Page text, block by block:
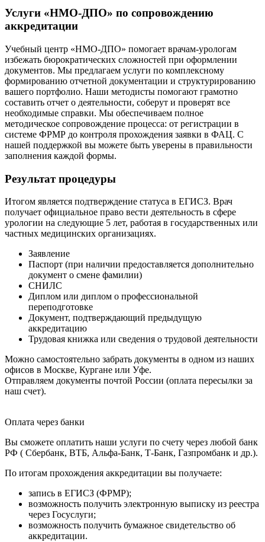
Услуги «НМО-ДПО» по сопровождению
аккредитации
Учебный центр «НМО-ДПО» помогает врачам-урологам
избежать бюрократических сложностей при оформлении
документов. Мы предлагаем услуги по комплексному
формированию отчетной документации и структурированию
вашего портфолио. Наши методисты помогают грамотно
составить отчет о деятельности, соберут и проверят все
необходимые справки. Мы обеспечиваем полное
методическое сопровождение процесса: от регистрации в
системе ФРМР до контроля прохождения заявки в ФАЦ. С
нашей поддержкой вы можете быть уверены в правильности
заполнения каждой формы.
Результат процедуры
Итогом является подтверждение статуса в ЕГИСЗ. Врач
получает официальное право вести деятельность в сфере
урологии на следующие 5 лет, работая в государственных или
частных медицинских организациях.
Заявление
Паспорт (при наличии предоставляется дополнительно
документ о смене фамилии)
СНИЛС
Диплом или диплом о профессиональной
переподготовке
Документ, подтверждающий предыдущую
аккредитацию
Трудовая книжка или сведения о трудовой деятельности
Можно самостоятельно забрать документы в одном из наших
офисов в Москве, Кургане или Уфе.
Отправляем документы почтой России (оплата пересылки за
наш счет).
Оплата через банки
Вы сможете оплатить наши услуги по счету через любой банк
РФ ( Сбербанк, ВТБ, Альфа-Банк, Т-Банк, Газпромбанк и др.).
По итогам прохождения аккредитации вы получаете:
запись в ЕГИСЗ (ФРМР);
возможность получить электронную выписку из реестра
через Госуслуги;
возможность получить бумажное свидетельство об
аккредитации.